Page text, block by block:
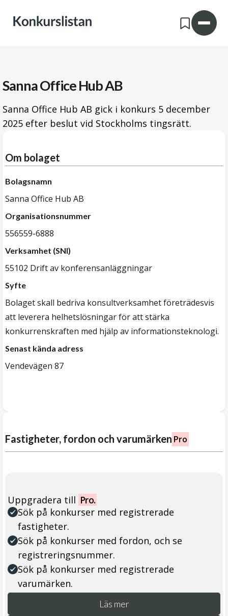
Sanna Office Hub AB
Sanna Office Hub AB gick i konkurs 5 december
2025 efter beslut vid Stockholms tingsrätt.
Om bolaget
Bolagsnamn
Sanna Office Hub AB
Organisationsnummer
556559-6888
Verksamhet (SNI)
55102 Drift av konferensanläggningar
Syfte
Bolaget skall bedriva konsultverksamhet företrädesvis
att leverera helhetslösningar för att stärka
konkurrenskraften med hjälp av informationsteknologi.
Senast kända adress
Vendevägen 87
Fastigheter, fordon och varumärken Pro
Uppgradera till Pro.
Sök på konkurser med registrerade
fastigheter.
Sök på konkurser med fordon, och se
registreringsnummer.
Sök på konkurser med registrerade
varumärken.
Läs mer